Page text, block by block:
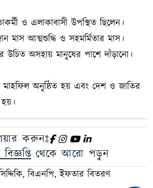
ও এলাকাবাসী উপস্থিত ছিলেন।
মাস আত্মশুদ্ধি ও সহমর্মিতার মাস।
উচিত অসহায় মানুষের পাশে দাঁড়ানো।
মাহফিল অনুষ্ঠিত হয় এবং দেশ ও জাতির
করুনঃ
থেকে আরো পড়ুন
বিএনপি, ইফতার বিতরণ